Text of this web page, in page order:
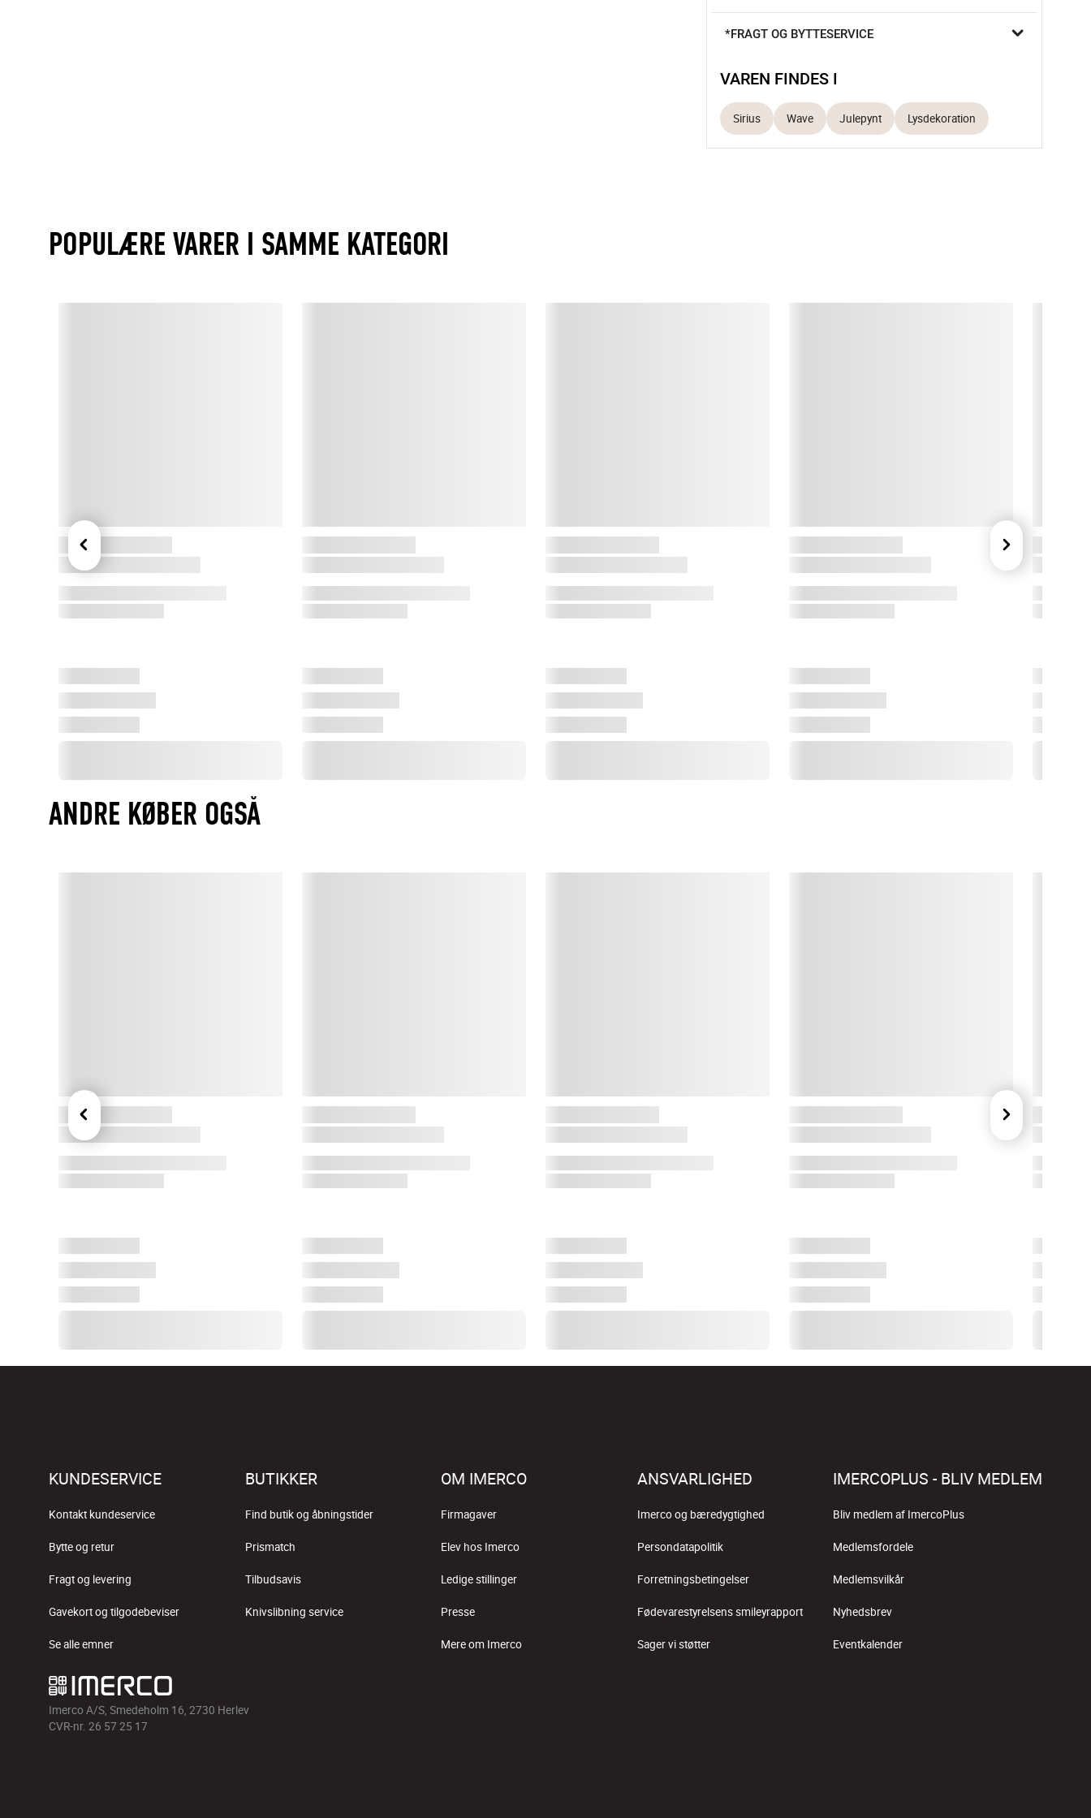
Mundblæst glas
*FRAGT OG BYTTESERVICE
VAREN FINDES I
Sirius Wave Julepynt Lysdekoration
POPULÆRE VARER I SAMME KATEGORI
ANDRE KØBER OGSÅ
KUNDESERVICE
Kontakt kundeservice
Bytte og retur
Fragt og levering
Gavekort og tilgodebeviser
Se alle emner
BUTIKKER
Find butik og åbningstider
Prismatch
Tilbudsavis
Knivslibning service
OM IMERCO
Firmagaver
Elev hos Imerco
Ledige stillinger
Presse
Mere om Imerco
ANSVARLIGHED
Imerco og bæredygtighed
Persondatapolitik
Forretningsbetingelser
Fødevarestyrelsens smileyrapport
Sager vi støtter
IMERCOPLUS - BLIV MEDLEM
Bliv medlem af ImercoPlus
Medlemsfordele
Medlemsvilkår
Nyhedsbrev
Eventkalender
Imerco A/S, Smedeholm 16, 2730 Herlev
CVR-nr. 26 57 25 17